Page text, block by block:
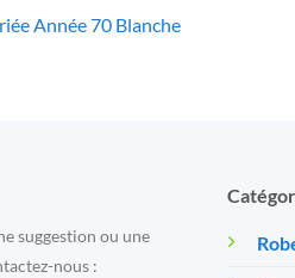
Année 70 Blanche
suggestion ou une
nous :